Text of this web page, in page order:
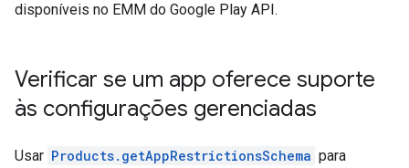
disponíveis no EMM do Google Play API.
Verificar se um app oferece suporte
às configurações gerenciadas
Usar Products.getAppRestrictionsSchema para